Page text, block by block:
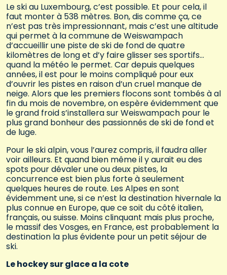
Le ski au Luxembourg, c’est possible. Et pour cela, il
faut monter à 538 mètres. Bon, dis comme ça, ce
n’est pas très impressionnant, mais c’est une altitude
qui permet à la commune de Weiswampach
d’accueillir une piste de ski de fond de quatre
kilomètres de long et d’y faire glisser ses sportifs…
quand la météo le permet. Car depuis quelques
années, il est pour le moins compliqué pour eux
d’ouvrir les pistes en raison d’un cruel manque de
neige. Alors que les premiers flocons sont tombés à al
fin du mois de novembre, on espère évidemment que
le grand froid s’installera sur Weiswampach pour le
plus grand bonheur des passionnés de ski de fond et
de luge.
Pour le ski alpin, vous l’aurez compris, il faudra aller
voir ailleurs. Et quand bien même il y aurait eu des
spots pour dévaler une ou deux pistes, la
concurrence est bien plus forte à seulement
quelques heures de route. Les Alpes en sont
évidemment une, si ce n’est la destination hivernale la
plus connue en Europe, que ce soit du côté italien,
français, ou suisse. Moins clinquant mais plus proche,
le massif des Vosges, en France, est probablement la
destination la plus évidente pour un petit séjour de
ski.
Le hockey sur glace a la cote